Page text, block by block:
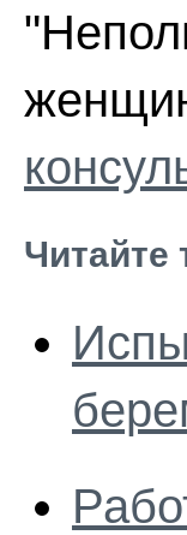
Читайте